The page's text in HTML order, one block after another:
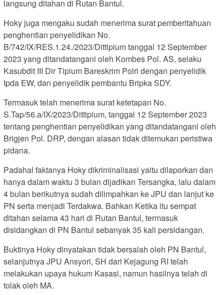
langsung ditahan di Rutan Bantul.
Hoky juga mengaku sudah menerima surat pemberitahuan
penghentian penyelidikan No.
B/742/IX/RES.1.24./2023/Dittipium tanggal 12 September
2023 yang ditandatangani oleh Kombes Pol. AS, selaku
Kasubdit III Dir Tipium Bareskrim Polri dengan penyelidik
Ipda EW, dan penyelidik pembantu Bripka SDY.
Termasuk telah menerima surat ketetapan No.
S.Tap/56.a/IX/2023/Dittipium, tanggal 12 September 2023
tentang penghentian penyelidikan yang ditandatangani oleh
Brigjen Pol. DRP, dengan alasan tidak ditemukan peristiwa
pidana.
Padahal faktanya Hoky dikriminalisasi yaitu dilaporkan dan
hanya dalam waktu 3 bulan dijadikan Tersangka, lalu dalam
4 bulan berikutnya sudah dilimpahkan ke JPU dan lanjut ke
PN serta menjadi Terdakwa. Bahkan Ketika itu sempat
ditahan selama 43 hari di Rutan Bantul, termasuk
disidangkan di PN Bantul sebanyak 35 kali persidangan.
Buktinya Hoky dinyatakan tidak bersalah oleh PN Bantul,
selanjutnya JPU Ansyori, SH dari Kejagung RI telah
melakukan upaya hukum Kasasi, namun hasilnya telah di
tolak oleh MA.